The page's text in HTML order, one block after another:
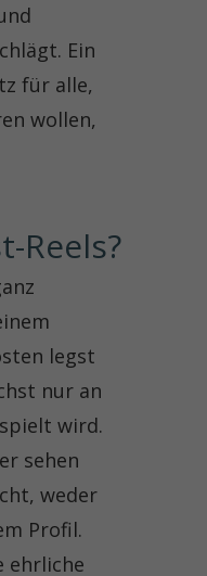
Ein
für alle,
wollen,
Reels?
legst
nur an
wird.
sehen
weder
Profil.
ehrliche